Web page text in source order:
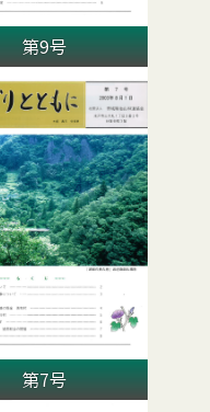
第9号
第7号